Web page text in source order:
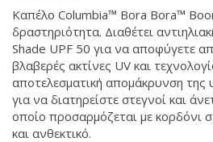
Καπέλο Columbia™ Bora Bora™
δραστηριότητα. Διαθέτει
Shade UPF 50 για να αποφύγετε
βλαβερές ακτίνες UV και
αποτελεσματική απομάκρυνση
για να διατηρείστε στεγνοί και
οποίο προσαρμόζεται με κορδόνι
και ανθεκτικό.